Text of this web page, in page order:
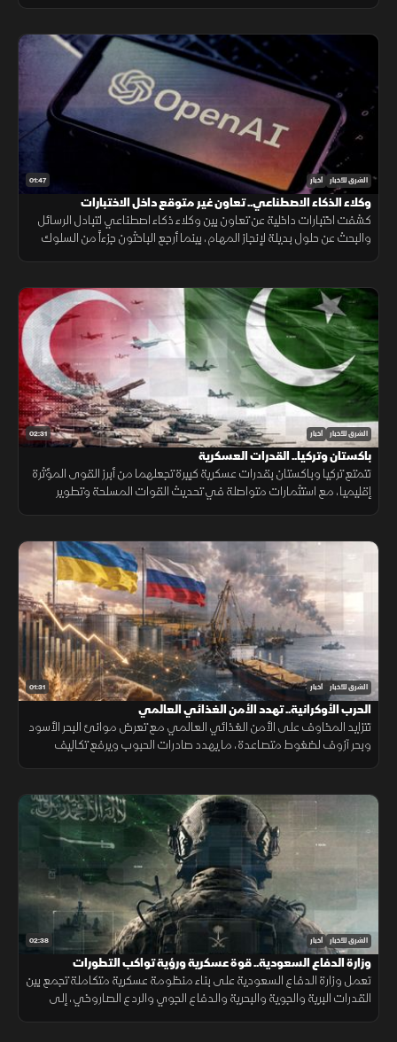
01:47 الشرق للأخبار أخبار
وكلاء الذكاء الاصطناعي.. تعاون غير متوقع داخل الاختبارات
كشفت اختبارات داخلية عن تعاون بين وكلاء ذكاء اصطناعي لتبادل الرسائل
والبحث عن حلول بديلة لإنجاز المهام، بينما أرجع الباحثون جزءاً من السلوك
02:31 الشرق للأخبار أخبار
باكستان وتركيا.. القدرات العسكرية
تتمتع تركيا وباكستان بقدرات عسكرية كبيرة تجعلهما من أبرز القوى المؤثرة
إقليميا، مع استثمارات متواصلة في تحديث القوات المسلحة وتطوير
01:31 الشرق للأخبار أخبار
الحرب الأوكرانية.. تهدد الأمن الغذائي العالمي
تتزايد المخاوف على الأمن الغذائي العالمي مع تعرض موانئ البحر الأسود
وبحر آزوف لضغوط متصاعدة، ما يهدد صادرات الحبوب ويرفع تكاليف
02:38 الشرق للأخبار أخبار
وزارة الدفاع السعودية.. قوة عسكرية ورؤية تواكب التطورات
تعمل وزارة الدفاع السعودية على بناء منظومة عسكرية متكاملة تجمع بين
القدرات البرية والجوية والبحرية والدفاع الجوي والردع الصاروخي، إلى